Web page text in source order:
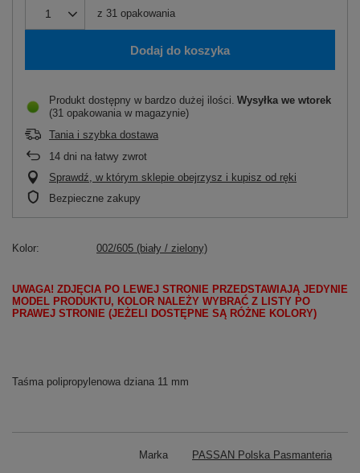
z 31 opakowania
Dodaj do koszyka
Produkt dostępny w bardzo dużej ilości Wysyłka we wtorek
(31 opakowania w magazynie)
Tania i szybka dostawa
14 dni na łatwy zwrot
Sprawdź, w którym sklepie obejrzysz i kupisz od ręki
Bezpieczne zakupy
Kolor 002/605 (biały / zielony)
UWAGA! ZDJĘCIA PO LEWEJ STRONIE PRZEDSTAWIAJĄ JEDYNIE
MODEL PRODUKTU, KOLOR NALEŻY WYBRAĆ Z LISTY PO
PRAWEJ STRONIE (JEŻELI DOSTĘPNE SĄ RÓŻNE KOLORY)
Taśma polipropylenowa dziana 11 mm
Marka PASSAN Polska Pasmanteria